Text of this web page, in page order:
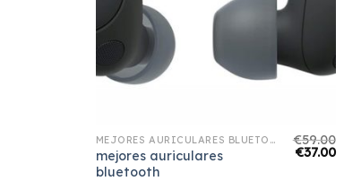
MEJORES AURICULARES BLUETOOTH
mejores auriculares
bluetooth
€59.00
€37.00